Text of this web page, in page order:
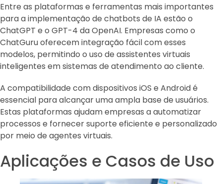
Entre as plataformas e ferramentas mais importantes
para a implementação de chatbots de IA estão o
ChatGPT e o GPT-4 da OpenAI. Empresas como o
ChatGuru oferecem integração fácil com esses
modelos, permitindo o uso de assistentes virtuais
inteligentes em sistemas de atendimento ao cliente.
A compatibilidade com dispositivos iOS e Android é
essencial para alcançar uma ampla base de usuários.
Estas plataformas ajudam empresas a automatizar
processos e fornecer suporte eficiente e personalizado
por meio de agentes virtuais.
Aplicações e Casos de Uso